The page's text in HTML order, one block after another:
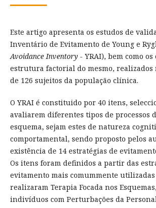
Este artigo apresenta os estudos de
Inventário de Evitamento de Young e
Avoidance Inventory - YRAI), bem como
estrutura factorial do mesmo, realizados
de 126 sujeitos da população clínica.
O YRAI é constituido por 40 itens,
avaliarem diferentes tipos de processos
esquema, sejam estes de natureza
comportamental, sendo proposto pelos
existência de 14 estratégias de
Os itens foram definidos a partir das
evitamento mais comummente
realizaram Terapia Focada nos
indivíduos com Perturbações da